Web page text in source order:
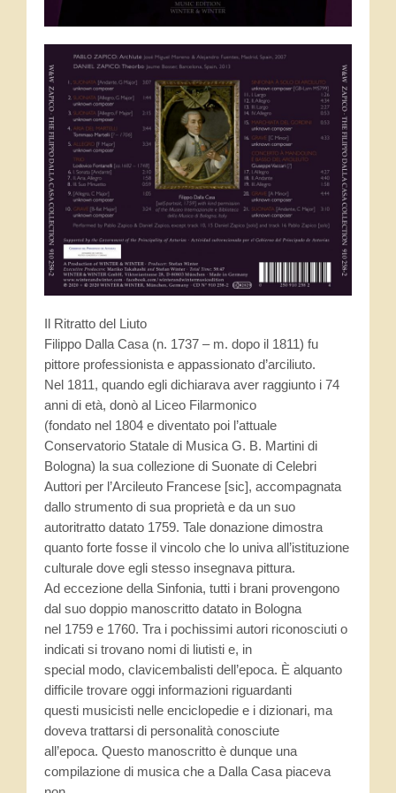
Contatti
News
Eventi
Novità discografiche
Novità dalla SdL
Libri
Concerti
Scuole e corsi
Conservatori, Scuole, Insegnanti
Corsi
Bottega
Strumenti in vendita
Liutai
Corde, custodie, negozi
Risorse
Cataloghi e biblioteche in rete
Intavolature in rete
Software
Il Ritratto del Liuto
Filippo Dalla Casa (n. 1737 – m. dopo il 1811) fu
pittore professionista e appassionato d’arciliuto.
Nel 1811, quando egli dichiarava aver raggiunto i 74
anni di età, donò al Liceo Filarmonico
(fondato nel 1804 e diventato poi l’attuale
Conservatorio Statale di Musica G. B. Martini di
Bologna) la sua collezione di Suonate di Celebri
Auttori per l’Arcileuto Francese [sic], accompagnata
dallo strumento di sua proprietà e da un suo
autoritratto datato 1759. Tale donazione dimostra
quanto forte fosse il vincolo che lo univa all’istituzione
culturale dove egli stesso insegnava pittura.
Ad eccezione della Sinfonia, tutti i brani provengono
dal suo doppio manoscritto datato in Bologna
nel 1759 e 1760. Tra i pochissimi autori riconosciuti o
indicati si trovano nomi di liutisti e, in
special modo, clavicembalisti dell’epoca. È alquanto
difficile trovare oggi informazioni riguardanti
questi musicisti nelle enciclopedie e i dizionari, ma
doveva trattarsi di personalità conosciute
all’epoca. Questo manoscritto è dunque una
compilazione di musica che a Dalla Casa piaceva